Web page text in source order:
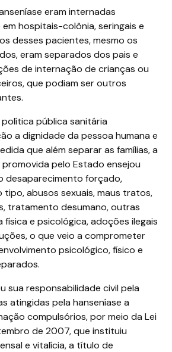
eram internadas
hospitais-colônia, seringais e
desses pacientes, mesmo os
eram separados dos pais e
de internação de crianças ou
que podiam ser outros
pública sanitária
a dignidade da pessoa humana e
que além separar as famílias, a
pelo Estado ensejou
desaparecimento forçado,
abusos sexuais, maus tratos,
tratamento desumano, outras
física e psicológica, adoções ilegais
o que veio a comprometer
psicológico, físico e
sua responsabilidade civil pela
atingidas pela hanseníase a
compulsórios, por meio da Lei
de 2007, que instituiu
e vitalícia, a título de